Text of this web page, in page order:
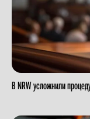
В NRW усложнили